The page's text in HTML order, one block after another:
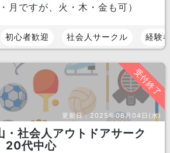
月ですが、火・木・金も可）
初心者歓迎 社会人サークル 経験
受付終了
更新日：2025年06月04日(水)
・社会人アウトドアサーク
代中心